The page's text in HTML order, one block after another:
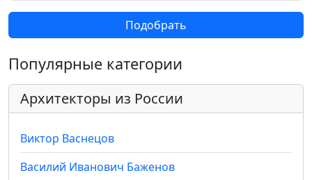
Подобрать
Популярные категории
Архитекторы из России
Виктор Васнецов
Василий Иванович Баженов